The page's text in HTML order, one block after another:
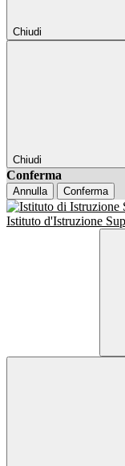
Chiudi
Chiudi
Conferma
Annulla Conferma
Istituto d'Istruzione